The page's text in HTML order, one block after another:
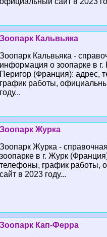
Зоопарк Кальвьяка
Зоопарк Кальвьяка -
информация о зоопарке в г.
Перигор (Франция): адрес,
график работы,
году...
Зоопарк Журка
Зоопарк Журка -
зоопарке в г. Журк
телефоны, график работы,
сайт в 2023 году...
Зоопарк Кап-Ферра